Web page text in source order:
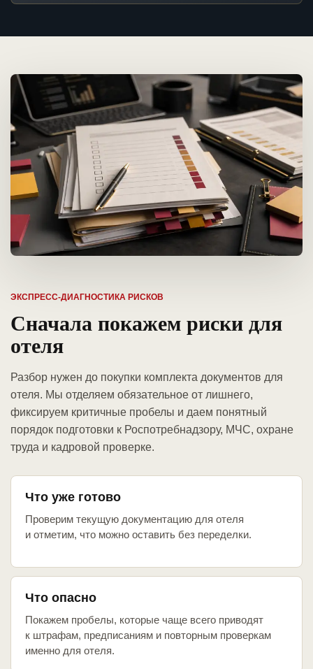
ЭКСПРЕСС-ДИАГНОСТИКА РИСКОВ
Сначала покажем риски для
отеля
Разбор нужен до покупки комплекта документов для
отеля. Мы отделяем обязательное от лишнего,
фиксируем критичные пробелы и даем понятный
порядок подготовки к Роспотребнадзору, МЧС, охране
труда и кадровой проверке.
Что уже готово
Проверим текущую документацию для отеля
и отметим, что можно оставить без переделки.
Что опасно
Покажем пробелы, которые чаще всего приводят
к штрафам, предписаниям и повторным проверкам
именно для отеля.